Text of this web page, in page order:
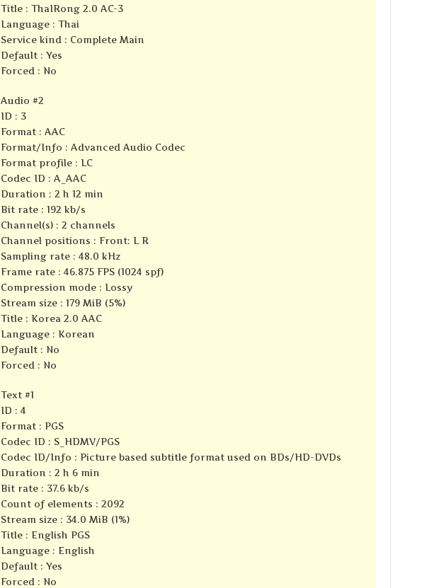
Title : ThaIRong 2.0 AC-3
Language : Thai
Service kind : Complete Main
Default : Yes
Forced : No
Audio #2
ID : 3
Format : AAC
Format/Info : Advanced Audio Codec
Format profile : LC
Codec ID : A_AAC
Duration : 2 h 12 min
Bit rate : 192 kb/s
Channel(s) : 2 channels
Channel positions : Front: L R
Sampling rate : 48.0 kHz
Frame rate : 46.875 FPS (1024 spf)
Compression mode : Lossy
Stream size : 179 MiB (5%)
Title : Korea 2.0 AAC
Language : Korean
Default : No
Forced : No
Text #1
ID : 4
Format : PGS
Codec ID : S_HDMV/PGS
Codec ID/Info : Picture based subtitle format used on BDs/HD-DVDs
Duration : 2 h 6 min
Bit rate : 37.6 kb/s
Count of elements : 2092
Stream size : 34.0 MiB (1%)
Title : English PGS
Language : English
Default : Yes
Forced : No